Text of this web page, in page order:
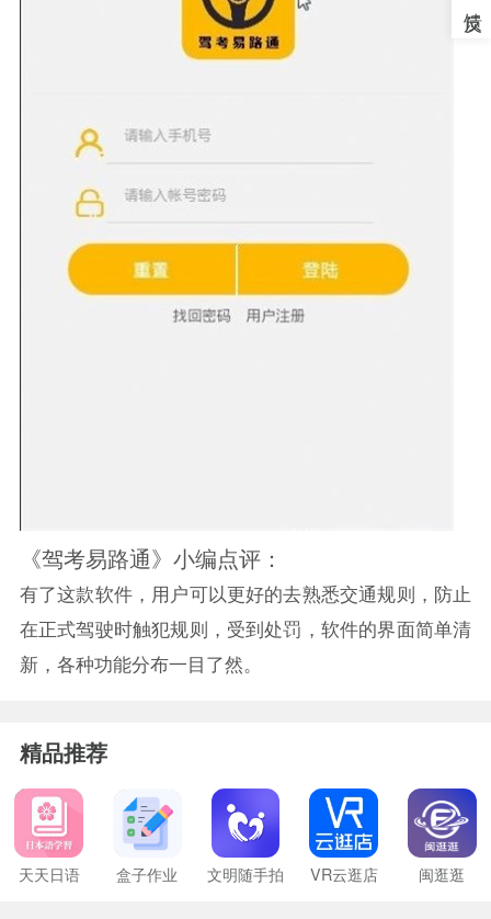
《驾考易路通》小编点评：
有了这款软件，用户可以更好的去熟悉交通规则，防止
在正式驾驶时触犯规则，受到处罚，软件的界面简单清
新，各种功能分布一目了然。
精品推荐
天天日语 盒子作业 文明随手拍 VR云逛店 闽逛逛